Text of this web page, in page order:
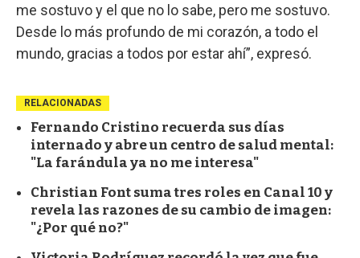
me sostuvo y el que no lo sabe, pero me sostuvo.
Desde lo más profundo de mi corazón, a todo el
mundo, gracias a todos por estar ahí”, expresó.
RELACIONADAS
Fernando Cristino recuerda sus días
internado y abre un centro de salud mental:
"La farándula ya no me interesa"
Christian Font suma tres roles en Canal 10 y
revela las razones de su cambio de imagen:
"¿Por qué no?"